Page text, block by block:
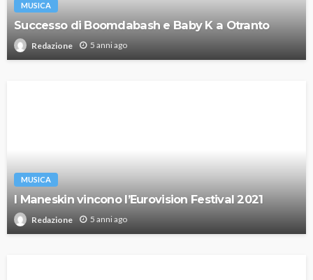
MUSICA
Successo di Boomdabash e Baby K a Otranto
Redazione 5 anni ago
MUSICA
I Maneskin vincono l’Eurovision Festival 2021
Redazione 5 anni ago